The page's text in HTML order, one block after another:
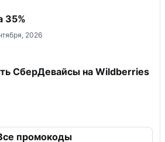
35%
2026
СберДевайсы на Wildberries
промокоды